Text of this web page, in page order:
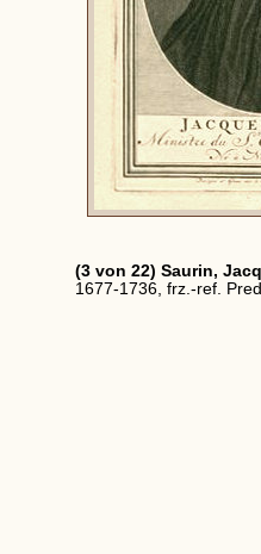
(3 von 22) Saurin,
1677-1736, frz.-ref.